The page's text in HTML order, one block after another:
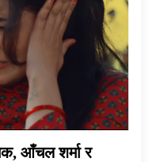
आँचल शर्मा र